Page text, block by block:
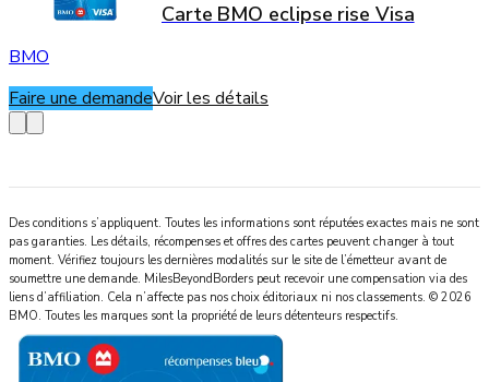
Carte BMO eclipse rise Visa
BMO
Faire une demandeVoir les détails
Des conditions s’appliquent. Toutes les informations sont réputées exactes mais ne sont
pas garanties. Les détails, récompenses et offres des cartes peuvent changer à tout
moment. Vérifiez toujours les dernières modalités sur le site de l’émetteur avant de
soumettre une demande. MilesBeyondBorders peut recevoir une compensation via des
liens d’affiliation. Cela n’affecte pas nos choix éditoriaux ni nos classements. © 2026
BMO. Toutes les marques sont la propriété de leurs détenteurs respectifs.